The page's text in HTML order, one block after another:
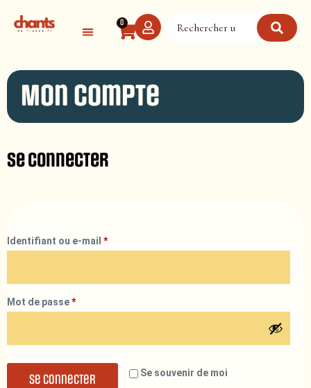
0
Mon compte
Se connecter
Identifiant ou e-mail *
Mot de passe*
Se souvenir de moi
Se connecter